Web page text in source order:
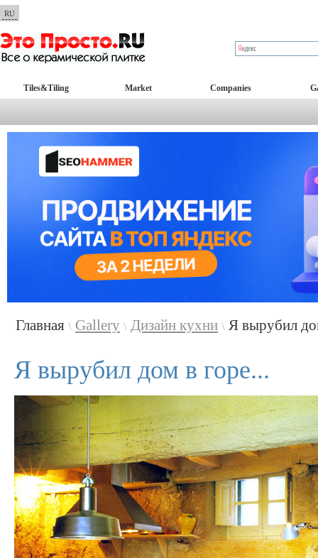
RU
Tiles&Tiling Market Companies
Главная \ Gallery \ Дизайн кухни \ Я вырубил
Я вырубил дом в горе...